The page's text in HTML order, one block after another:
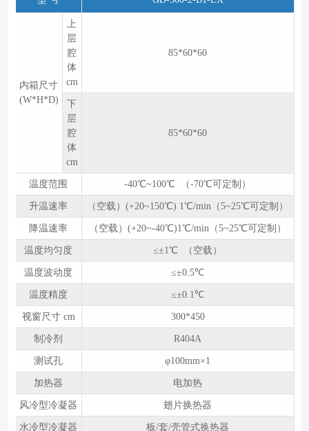
内箱尺寸
(W*H*D)
上
层
腔
体
cm
85*60*60
下
层
腔
体
cm
85*60*60
温度范围 -40℃~100℃ （-70℃可定制）
升温速率 （空载）(+20~150℃) 1℃/min（5~25℃可定制）
降温速率 （空载）(+20~-40℃)1℃/min（5~25℃可定制）
温度均匀度 ≤±1℃ （空载）
温度波动度 ≤±0.5℃
温度精度 ≤±0.1℃
视窗尺寸 cm 300*450
制冷剂 R404A
测试孔 φ100mm×1
加热器 电加热
风冷型冷凝器 翅片换热器
水冷型冷凝器 板/套/壳管式换热器